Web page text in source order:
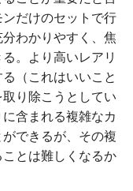
だけのセットで行
わかりやすく、焦
。より高いレアリ
（これはいいこと
り除こうとしてい
含まれる複雑なカ
できるが、その複
とは難しくなるか